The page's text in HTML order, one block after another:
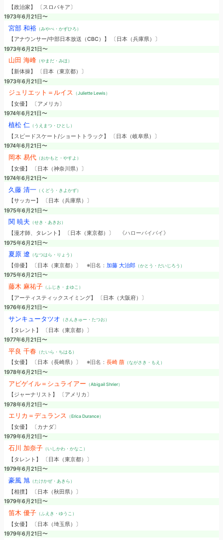
【政治家】 〔スロバキア〕
1973年6月21日〜
宮部 和裕（みやべ・かずひろ）
【アナウンサー/中部日本放送（CBC）】 〔日本（兵庫県）〕
1973年6月21日〜
山田 海峰（やまだ・みほ）
【新体操】 〔日本（東京都）〕
1973年6月21日〜
ジュリエット＝ルイス （Juliette Lewis）
【女優】 〔アメリカ〕
1974年6月21日〜
植松 仁 （うえまつ・ひとし）
【スピードスケート/ショートトラック】 〔日本（岐阜県）〕
1974年6月21日〜
岡本 易代（おかもと・やすよ）
【女優】 〔日本（神奈川県）〕
1974年6月21日〜
久藤 清一（くどう・きよかず）
【サッカー】 〔日本（兵庫県）〕
1975年6月21日〜
関 暁夫 （せき・あきお）
【漫才師、タレント】 〔日本（東京都）〕
《ハローバイバイ》
1975年6月21日〜
夏原 遼 （なつはら・りょう）
【俳優】 〔日本（東京都）〕 ※旧名： 加藤 大治郎（かとう・だいじろう）
1975年6月21日〜
藤木 麻祐子（ふじき・まゆこ）
【アーティスティックスイミング】 〔日本（大阪府）〕
1976年6月21日〜
サンキュータツオ （さんきゅー・たつお）
【タレント】 〔日本（東京都）〕
1977年6月21日〜
平良 千春（たいら・ちはる）
【女優】 〔日本（長崎県）〕 ※旧名： 長崎 萠 （ながさき・もえ）
1978年6月21日〜
アビゲイル＝シュライアー （Abigail Shrier）
【ジャーナリスト】 〔アメリカ〕
1978年6月21日〜
エリカ＝デュランス （Erica Durance）
【女優】 〔カナダ〕
1979年6月21日〜
石川 加奈子（いしかわ・かなこ）
【タレント】 〔日本（東京都）〕
1979年6月21日〜
豪風 旭（たけかぜ・あきら）
【相撲】 〔日本（秋田県）〕
1979年6月21日〜
笛木 優子（ふえき・ゆうこ）
【女優】 〔日本（埼玉県）〕
1979年6月21日〜